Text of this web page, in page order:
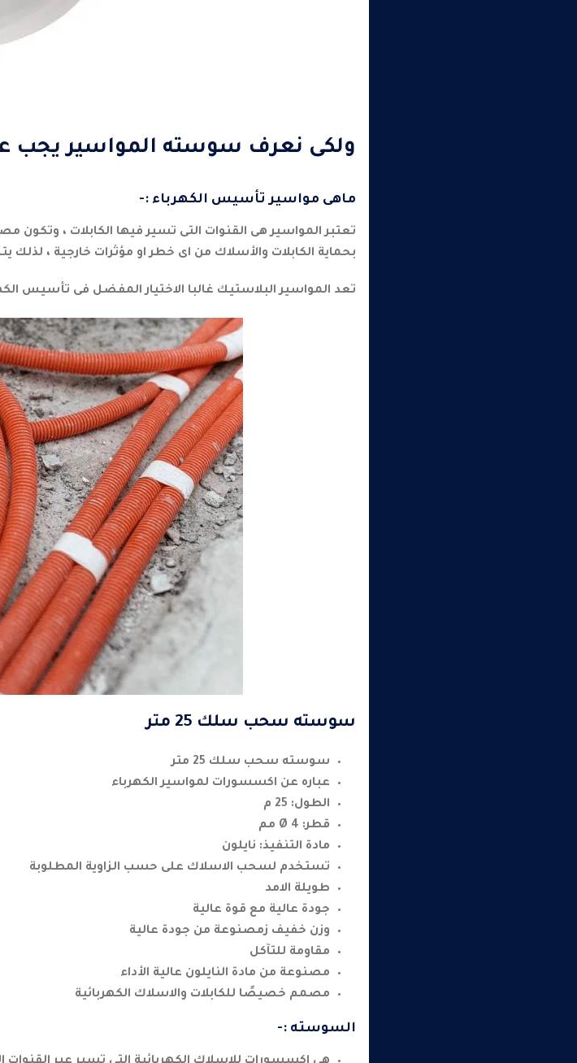
ولكى نعرف سوسته المواسير يجب
ماهى مواسير تأسيس الكهرباء :-
تعتبر المواسير هى القنوات التى تسير فيها الكابلات ،
بحماية الكابلات والأسلاك من اى خطر او مؤثرات خارجية ،
تعد المواسير البلاستيك غالبا الاختيار المفضل فى تأسيس
سوسته سحب سلك 25 متر
سوسته سحب سلك 25 متر
عباره عن اكسسورات لمواسير الكهرباء
الطول: 25 م
قطر: Ø 4 مم
مادة التنفيذ: نايلون
تستخدم لسحب الاسلاك على حسب الزاوية المطلوبة
طويلة الامد
جودة عالية مع قوة عالية
وزن خفيف زمصنوعة من جودة عالية
مقاومة للتآكل
مصنوعة من مادة النايلون عالية الأداء
مصمم خصيصًا للكابلات والاسلاك الكهربائية
السوسته :-